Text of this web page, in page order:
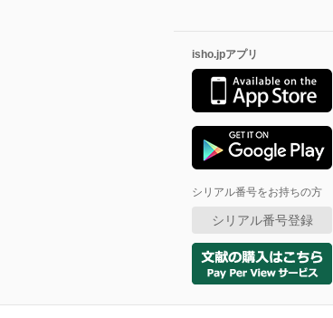
isho.jpアプリ
シリアル番号をお持ちの方
シリアル番号登録